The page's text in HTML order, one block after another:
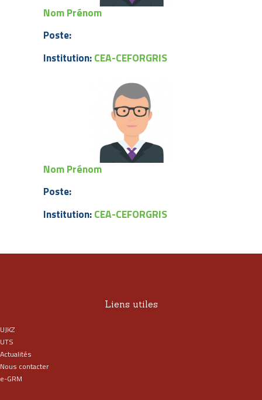
Nom Prénom
Poste:
Institution:CEA-CEFORGRIS
Nom Prénom
Poste:
Institution:CEA-CEFORGRIS
Liens utiles
UJKZ
UTS
Actualités
Nous contacter
e-GRM